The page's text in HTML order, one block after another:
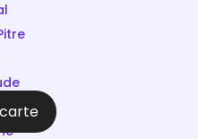
carte